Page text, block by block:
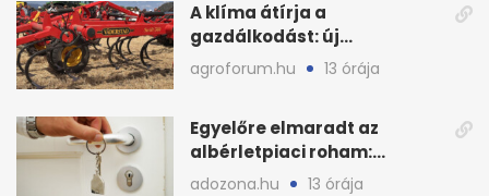
A klíma átírja a
gazdálkodást: új
megoldásokat keres a
mezőgazdaság
agroforum.hu 13 órája
Egyelőre elmaradt az
albérletpiaci roham:
ennyibe kerülnek a kiadó
adozona.hu 13 órája